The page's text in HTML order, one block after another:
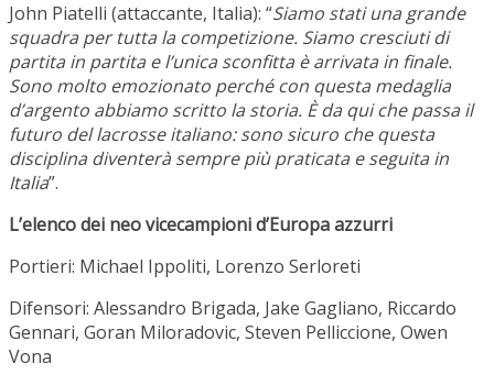
John Piatelli (attaccante, Italia): “Siamo stati una grande
squadra per tutta la competizione. Siamo cresciuti di
partita in partita e l’unica sconfitta è arrivata in finale.
Sono molto emozionato perché con questa medaglia
d’argento abbiamo scritto la storia. È da qui che passa il
futuro del lacrosse italiano: sono sicuro che questa
disciplina diventerà sempre più praticata e seguita in
Italia”.
L’elenco dei neo vicecampioni d’Europa azzurri
Portieri: Michael Ippoliti, Lorenzo Serloreti
Difensori: Alessandro Brigada, Jake Gagliano, Riccardo
Gennari, Goran Miloradovic, Steven Pelliccione, Owen
Vona